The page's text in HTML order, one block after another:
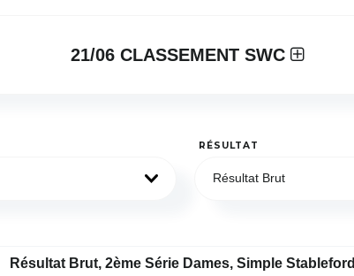
21/06 CLASSEMENT SWC
RÉSULTAT
Résultat Brut
Résultat Brut, 2ème Série Dames, Simple Stableford